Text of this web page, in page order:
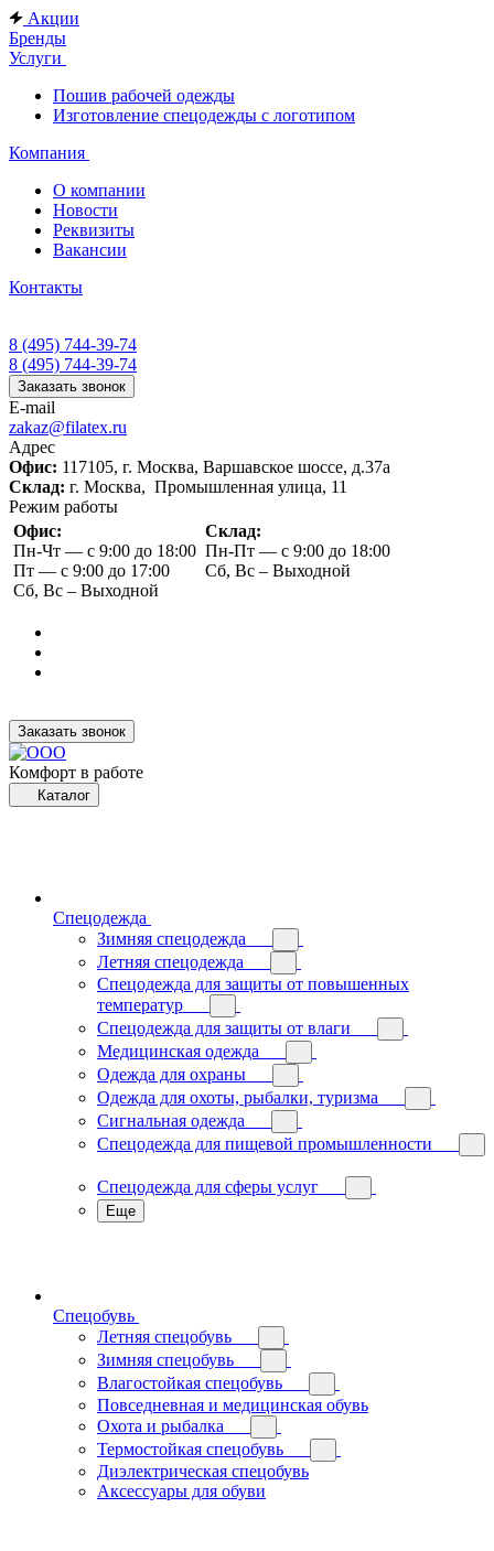
Акции
Бренды
Услуги
Пошив рабочей одежды
Изготовление спецодежды с логотипом
Компания
О компании
Новости
Реквизиты
Вакансии
Контакты
8 (495) 744-39-74
8 (495) 744-39-74
Заказать звонок
E-mail
zakaz@filatex.ru
Адрес
Офис: 117105, г. Москва, Варшавское шоссе, д.37а
Склад: г. Москва, Промышленная улица, 11
Режим работы
Офис:
Пн-Чт — с 9:00 до 18:00
Пт — с 9:00 до 17:00
Сб, Вс – Выходной
Склад:
Пн-Пт — с 9:00 до 18:00
Сб, Вс – Выходной
Заказать звонок
Комфорт в работе
Каталог
Спецодежда
Зимняя спецодежда
Летняя спецодежда
Спецодежда для защиты от повышенных
температур
Спецодежда для защиты от влаги
Медицинская одежда
Одежда для охраны
Одежда для охоты, рыбалки, туризма
Сигнальная одежда
Спецодежда для пищевой промышленности
Спецодежда для сферы услуг
Еще
Спецобувь
Летняя спецобувь
Зимняя спецобувь
Влагостойкая спецобувь
Повседневная и медицинская обувь
Охота и рыбалка
Термостойкая спецобувь
Диэлектрическая спецобувь
Аксессуары для обуви